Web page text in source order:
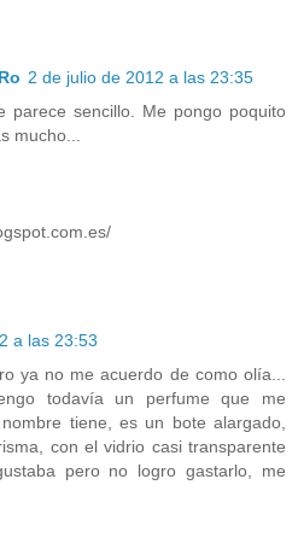
2 de julio de 2012 a las 23:35
parece sencillo. Me pongo poquito
mucho...
a las 23:53
ya no me acuerdo de como olía...
todavía un perfume que me
tiene, es un bote alargado,
con el vidrio casi transparente
pero no logro gastarlo, me